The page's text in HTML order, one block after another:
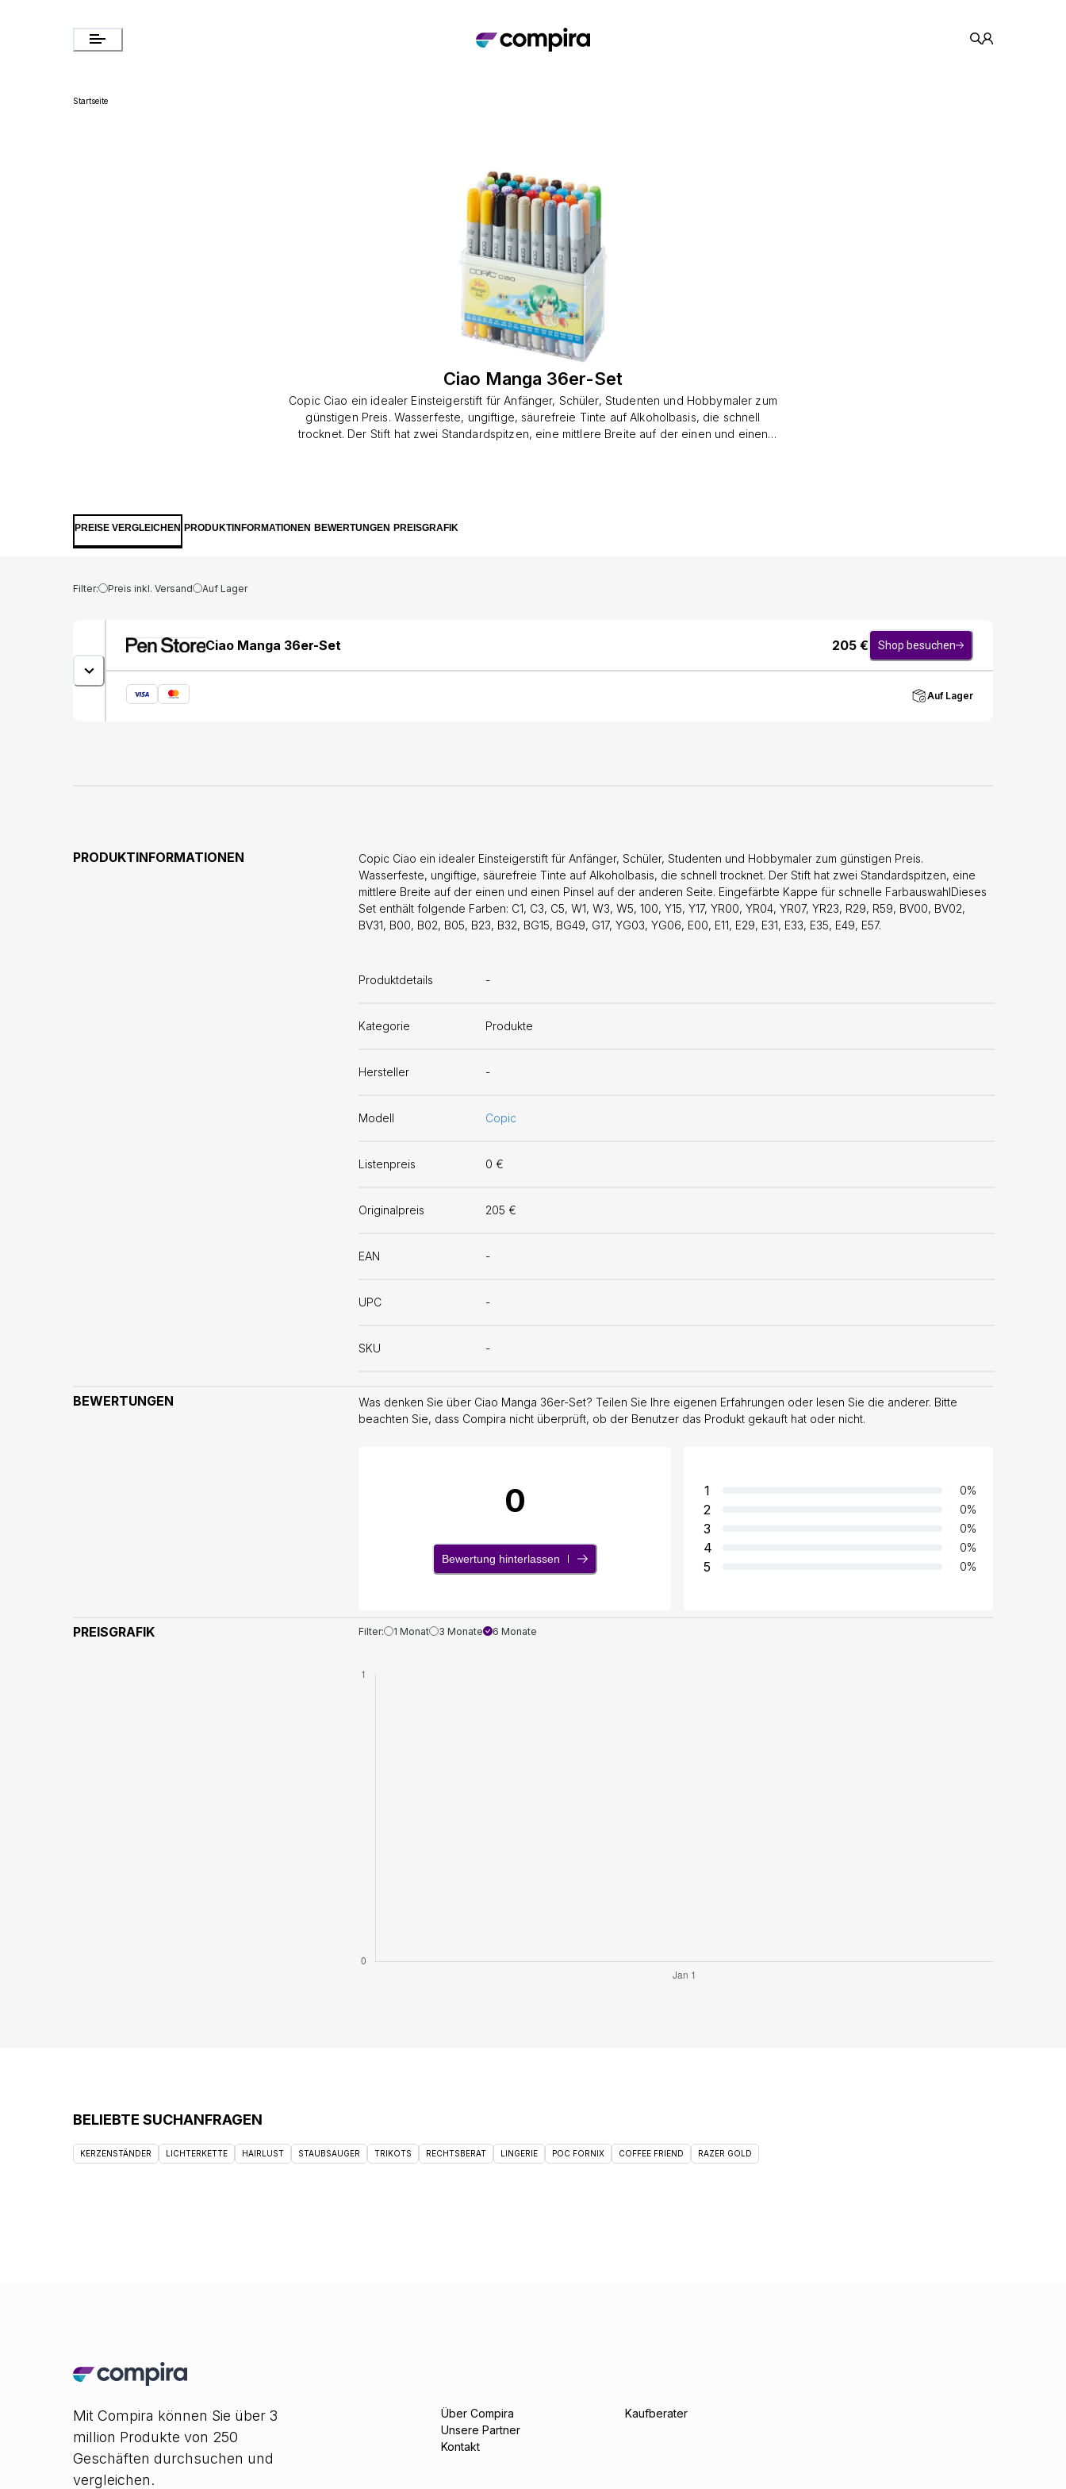
Startseite
Ciao Manga 36er-Set
Copic Ciao ein idealer Einsteigerstift für Anfänger, Schüler, Studenten und Hobbymaler zum
günstigen Preis. Wasserfeste, ungiftige, säurefreie Tinte auf Alkoholbasis, die schnell
trocknet. Der Stift hat zwei Standardspitzen, eine mittlere Breite auf der einen und einen
PREISE VERGLEICHEN PRODUKTINFORMATIONEN BEWERTUNGEN PREISGRAFIK
Filter: Preis inkl. Versand Auf Lager
Ciao Manga 36er-Set 205 € Shop besuchen
Auf Lager
PRODUKTINFORMATIONEN
Copic Ciao ein idealer Einsteigerstift für Anfänger, Schüler, Studenten und Hobbymaler zum günstigen Preis.
Wasserfeste, ungiftige, säurefreie Tinte auf Alkoholbasis, die schnell trocknet. Der Stift hat zwei Standardspitzen, eine
mittlere Breite auf der einen und einen Pinsel auf der anderen Seite. Eingefärbte Kappe für schnelle FarbauswahlDieses
Set enthält folgende Farben: C1, C3, C5, W1, W3, W5, 100, Y15, Y17, YR00, YR04, YR07, YR23, R29, R59, BV00, BV02,
BV31, B00, B02, B05, B23, B32, BG15, BG49, G17, YG03, YG06, E00, E11, E29, E31, E33, E35, E49, E57.
Produktdetails -
Kategorie Produkte
Hersteller -
Modell Copic
Listenpreis 0 €
Originalpreis 205 €
EAN -
UPC -
SKU -
BEWERTUNGEN
Was denken Sie über Ciao Manga 36er-Set? Teilen Sie Ihre eigenen Erfahrungen oder lesen Sie die anderer. Bitte
beachten Sie, dass Compira nicht überprüft, ob der Benutzer das Produkt gekauft hat oder nicht.
0
Bewertung hinterlassen
1 0%
2 0%
3 0%
4 0%
5 0%
PREISGRAFIK Filter: 1 Monat 3 Monate 6 Monate
BELIEBTE SUCHANFRAGEN
KERZENSTÄNDER LICHTERKETTE HAIRLUST STAUBSAUGER TRIKOTS RECHTSBERAT LINGERIE POC FORNIX COFFEE FRIEND RAZER GOLD
Mit Compira können Sie über 3
million Produkte von 250
Geschäften durchsuchen und
vergleichen.
Über Compira
Unsere Partner
Kontakt
Kaufberater